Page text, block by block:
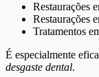
Restaurações
Restaurações
Tratamentos
É especialmente
desgaste dental.